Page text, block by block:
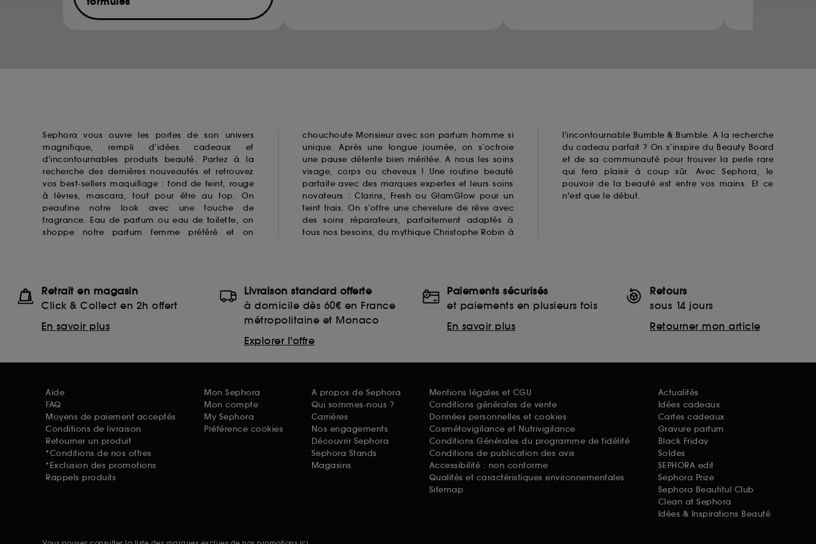
Sephora vous ouvre les portes de son univers
magnifique, rempli d’idées cadeaux et
d'incontournables produits beauté. Partez à la
recherche des dernières nouveautés et retrouvez
vos best-sellers maquillage : fond de teint, rouge
à lèvres, mascara, tout pour être au top. On
peaufine notre look avec une touche de
fragrance. Eau de parfum ou eau de toilette, on
shoppe notre parfum femme préféré et on
chouchoute Monsieur avec son parfum homme si
unique. Après une longue journée, on s’octroie
une pause détente bien méritée. A nous les soins
visage, corps ou cheveux ! Une routine beauté
parfaite avec des marques expertes et leurs soins
novateurs : Clarins, Fresh ou GlamGlow pour un
teint frais. On s’offre une chevelure de rêve avec
des soins réparateurs, parfaitement adaptés à
tous nos besoins, du mythique Christophe Robin à
l'incontournable Bumble & Bumble. A la recherche
du cadeau parfait ? On s’inspire du Beauty Board
et de sa communauté pour trouver la perle rare
qui fera plaisir à coup sûr. Avec Sephora, le
pouvoir de la beauté est entre vos mains. Et ce
n'est que le début.
Retrait en magasin
Click & Collect en 2h offert
En savoir plus
Livraison standard offerte
à domicile dès 60€ en France
métropolitaine et Monaco
Explorer l'offre
Paiements sécurisés
et paiements en plusieurs fois
En savoir plus
Retours
sous 14 jours
Retourner mon article
Aide
FAQ
Moyens de paiement acceptés
Conditions de livraison
Retourner un produit
*Conditions de nos offres
*Exclusion des promotions
Rappels produits
Mon Sephora
Mon compte
My Sephora
Préférence cookies
A propos de Sephora
Qui sommes-nous ?
Carrières
Nos engagements
Découvrir Sephora
Sephora Stands
Magasins
Mentions légales et CGU
Conditions générales de vente
Données personnelles et cookies
Cosmétovigilance et Nutrivigilance
Conditions Générales du programme de fidélité
Conditions de publication des avis
Accessibilité : non conforme
Qualités et caractéristiques environnementales
Sitemap
Actualités
Idées cadeaux
Cartes cadeaux
Gravure parfum
Black Friday
Soldes
SEPHORA edit
Sephora Prize
Sephora Beautiful Club
Clean at Sephora
Idées & Inspirations Beauté
de votre activité en ligne ou en magasin. Pour refuser tous les cookies, cliques sur "continuer sans accepter". Voous pouvez à tout moment choisir
de retirer votrte consentement. Si vous souhaitez obtenir plus d'information sur les cookies utilisés,